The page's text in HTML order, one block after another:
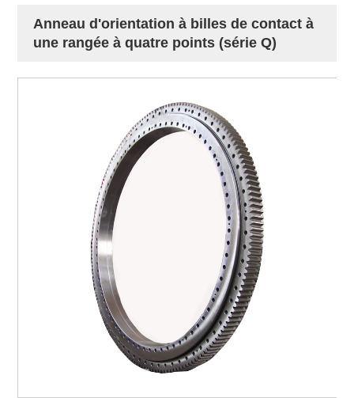
Anneau d'orientation à billes de contact à
une rangée à quatre points (série Q)